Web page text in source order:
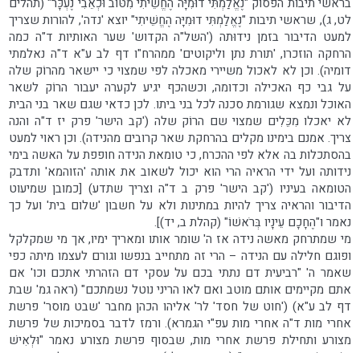
לט, ג), שראשי תיבות "נֶאֱלַמְתִּי דוּמִיָּה הֶחֱשֵׁיתִי" יוצא 'נדה', להורות שצריך
למעט הדיבור בזמן נידוּתה ('השל"ה הקדוש' שער האותיות ד"ה כמה
הרחקה הוזכרו, 'תורת נתן וליקוטים' ממהרח"ו דף לב ע"א ד"ה נאלמתי
דומיה). וכן לא לאכול משיירי מאכלה לפי שמצוי כי יישאר מהרוֹק שלה
על גבי כף האכילה וכדומה, וכשהכף יגיע לקערה יעבור הרוֹק לשאר
האוכל ונמצא שגורמת סכנה לכל בני ביתו. לכן כדאי שגם שאר בני הבית
לא יאכלו מִכֵּלִים שמצוי שם הרוֹק שלה ('קב הישר' פרק יז ד"ה והנה
צריך. אמנם בימינו מקלים בהרחקת שאר קרובים מהנידה). וכן ראוי למעט
בהסתכלות בה אלא לפי ההכרח, כי טומאת הנידה חופפת על האשה בימי
נידותה ועל ידי הראיה הרי הוא יכול לשאוב את אותה 'הזוהמא' ותדבק
הטומאה בעיניו ('קב הישר' פרק ב ד"ה וצריך שתדע) [כמובן שמיעוט
הדיבור והראיה צריך להיות במתינות ולא על חשבון 'שלום בית' ועל כך
נאמר ו"הֶחָכָם עֵינָיו בְּרֹאשׁוֹ" (קהלת ב, יד)].
מי שמתרחק מאשה נידה אז ה' שומר אותו ומאריך ימיו, אך מי שמקלקל
ופוגם חלילה עם הנידה – הרי זה מתחייב בנפשו וגורם לעצמו מיתה כפי
שאמר ה' "רביעית דם נתתי בכם על עסקי דם הזהרתי אתכם וכו' אם
אתם מקיימים אותם מוטב ואם לאו הריני נוטל נשמתכם" (ראה גמ' שבת
דף לב ע"א) ('חוט של חסד' לר' אליהו הכהן מחבר 'שבט מוסר' פרשת
אחרי מות ד"ה אחרי מות עפ"י הגמרא). ורמז לדבר בסמיכות של פרשת
מצורע ותחילת פרשת אחרי מות, שבסוף פרשת מצורע נאמר "וּלְאִישׁ